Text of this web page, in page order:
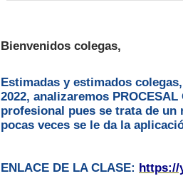
Bienvenidos colegas,
Estimadas y estimados
2022, analizaremos
profesional pues se trata de
pocas veces se le da la
ENLACE DE LA CLASE: https://